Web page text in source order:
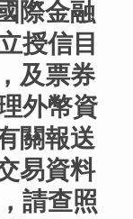
際金融
授信目
及票券
外幣資
關報送
易資料
請查照